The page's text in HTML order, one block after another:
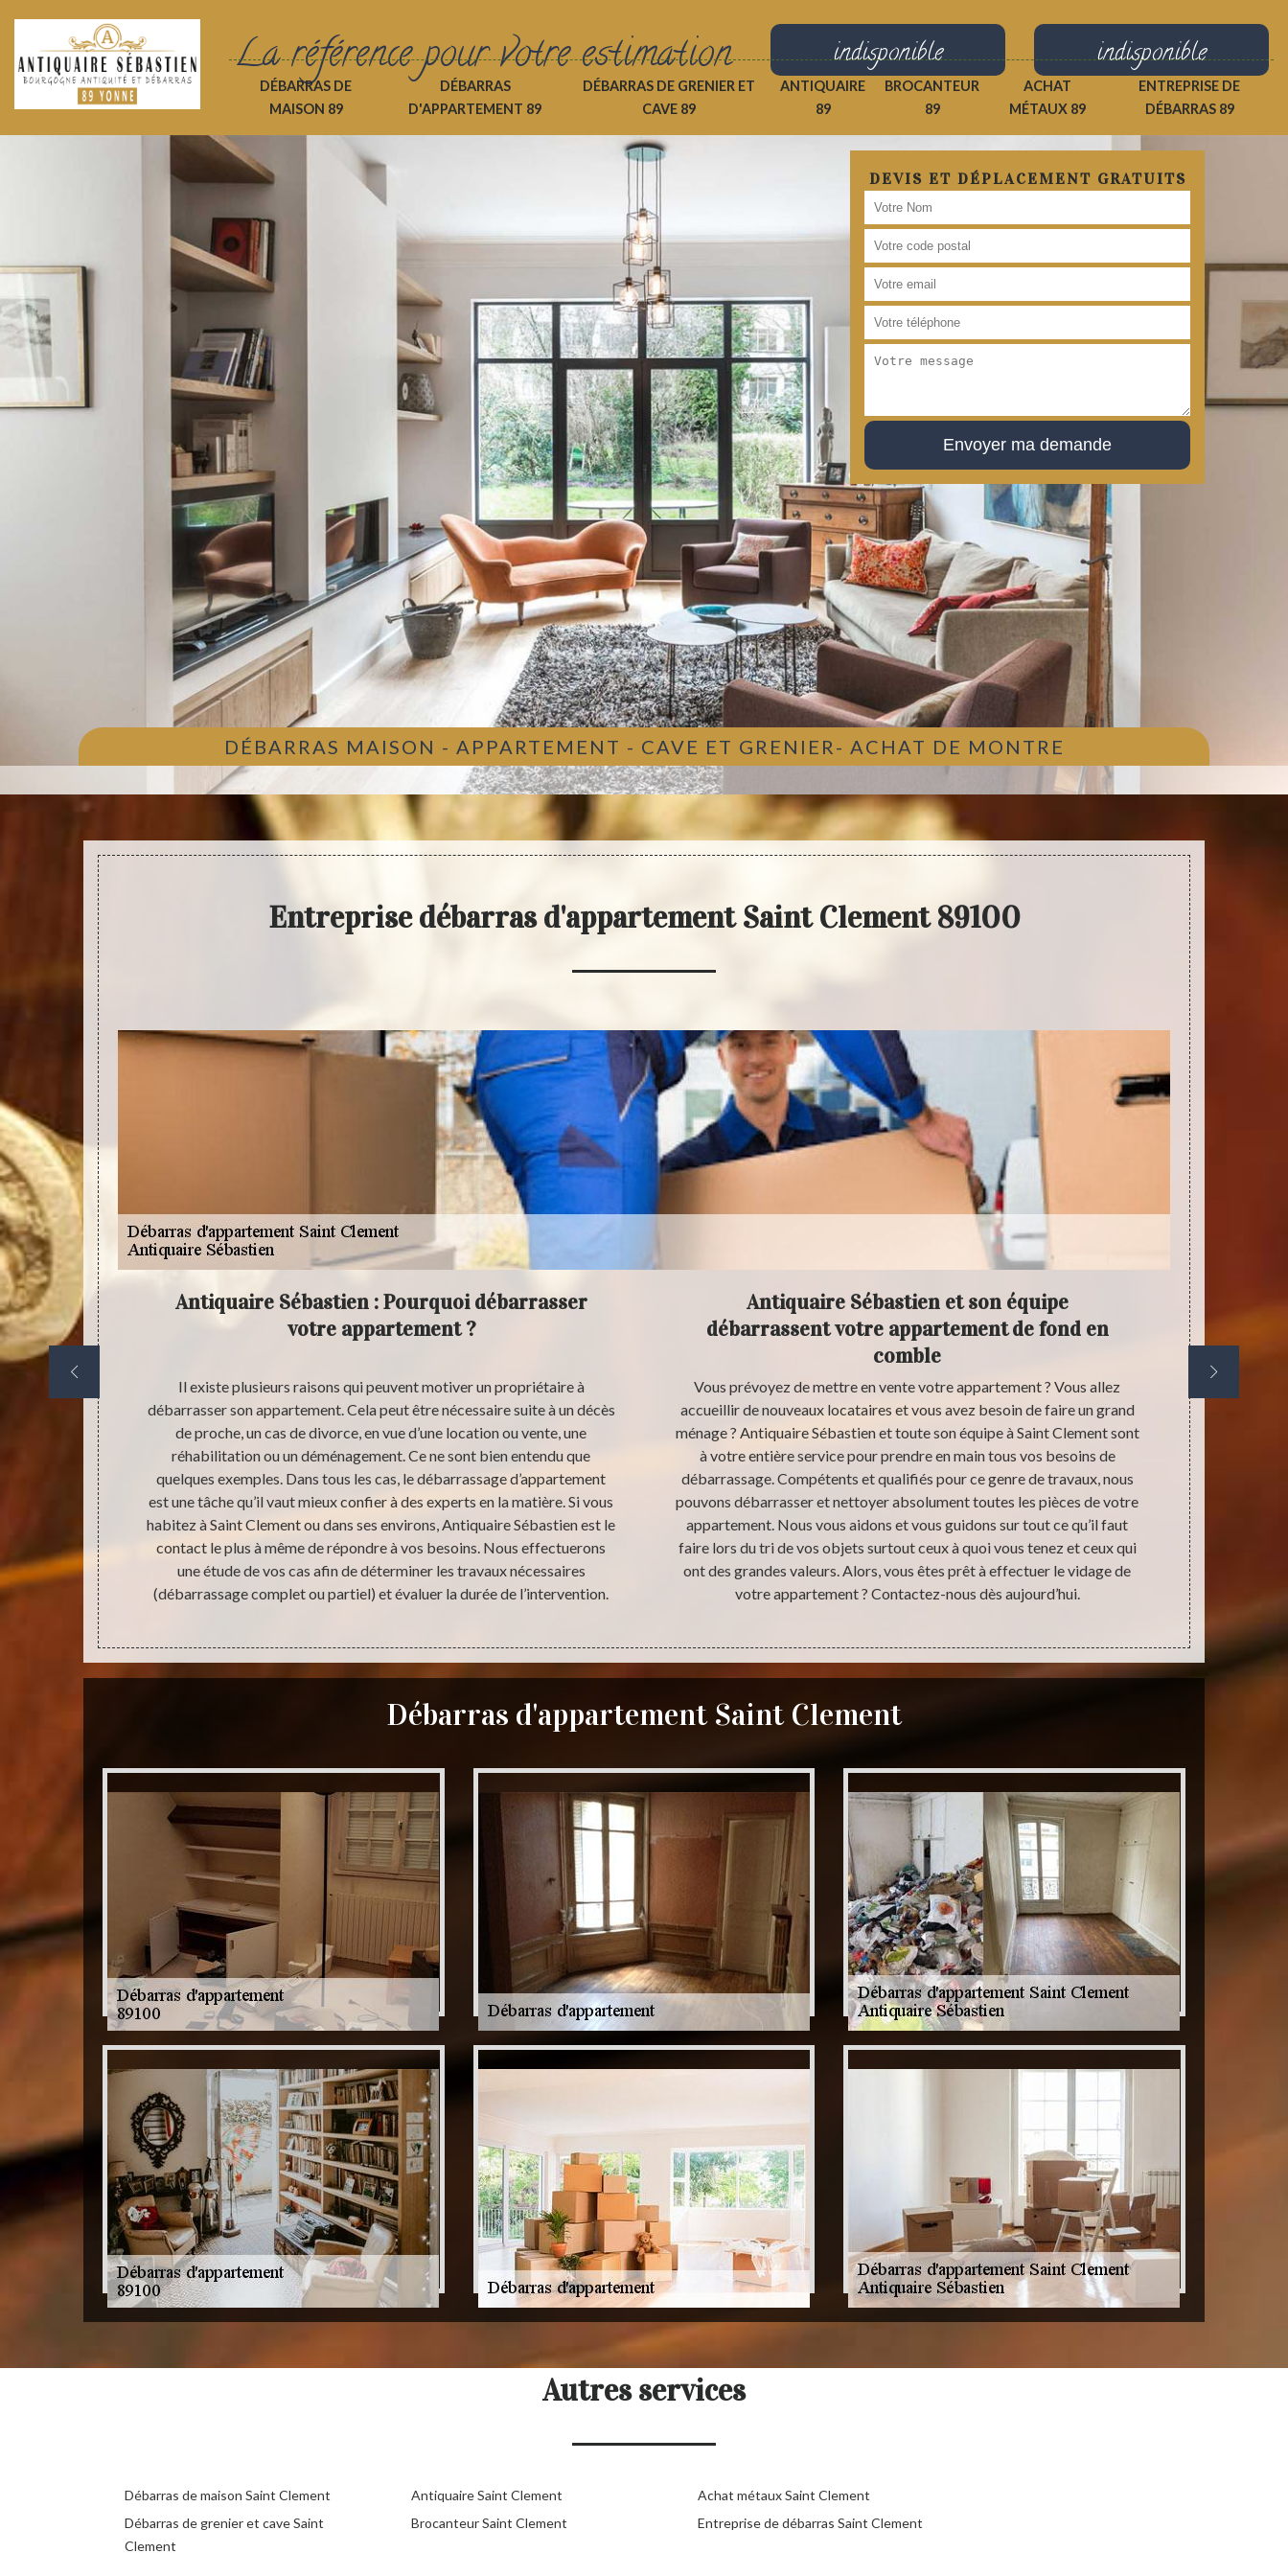
La référence pour votre estimation indisponible indisponible
DÉBARRAS DE
MAISON 89
DÉBARRAS
D'APPARTEMENT 89
DÉBARRAS DE GRENIER ET
CAVE 89
ANTIQUAIRE
89
BROCANTEUR
89
ACHAT
MÉTAUX 89
ENTREPRISE DE
DÉBARRAS 89
DEVIS ET DÉPLACEMENT GRATUITS
DÉBARRAS MAISON - APPARTEMENT - CAVE ET GRENIER- ACHAT DE MONTRE
Entreprise débarras d'appartement Saint Clement 89100
quand
toujours
Antiquaire Sébastien : Pourquoi débarrasser
votre appartement ?
Il existe plusieurs raisons qui peuvent motiver un propriétaire à
débarrasser son appartement. Cela peut être nécessaire suite à un décès
de proche, un cas de divorce, en vue d’une location ou vente, une
réhabilitation ou un déménagement. Ce ne sont bien entendu que
quelques exemples. Dans tous les cas, le débarrassage d’appartement
est une tâche qu’il vaut mieux confier à des experts en la matière. Si vous
habitez à Saint Clement ou dans ses environs, Antiquaire Sébastien est le
contact le plus à même de répondre à vos besoins. Nous effectuerons
une étude de vos cas afin de déterminer les travaux nécessaires
(débarrassage complet ou partiel) et évaluer la durée de l’intervention.
Antiquaire Sébastien et son équipe
débarrassent votre appartement de fond en
comble
Vous prévoyez de mettre en vente votre appartement ? Vous allez
accueillir de nouveaux locataires et vous avez besoin de faire un grand
ménage ? Antiquaire Sébastien et toute son équipe à Saint Clement sont
à votre entière service pour prendre en main tous vos besoins de
débarrassage. Compétents et qualifiés pour ce genre de travaux, nous
pouvons débarrasser et nettoyer absolument toutes les pièces de votre
appartement. Nous vous aidons et vous guidons sur tout ce qu’il faut
faire lors du tri de vos objets surtout ceux à quoi vous tenez et ceux qui
ont des grandes valeurs. Alors, vous êtes prêt à effectuer le vidage de
votre appartement ? Contactez-nous dès aujourd’hui.
Débarras d'appartement Saint Clement
Autres services
Débarras de maison Saint Clement
Débarras de grenier et cave Saint
Clement
Antiquaire Saint Clement
Brocanteur Saint Clement
Achat métaux Saint Clement
Entreprise de débarras Saint Clement